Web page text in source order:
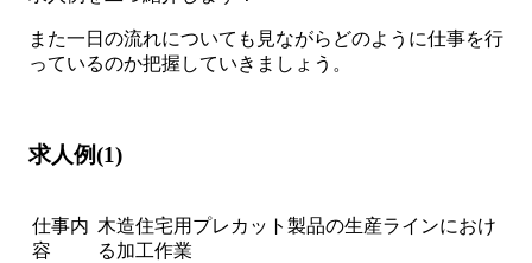
また一日の流れについても見ながらどのように仕事を行
っているのか把握していきましょう。
求人例(1)
仕事内
容
木造住宅用プレカット製品の生産ラインにおけ
る加工作業